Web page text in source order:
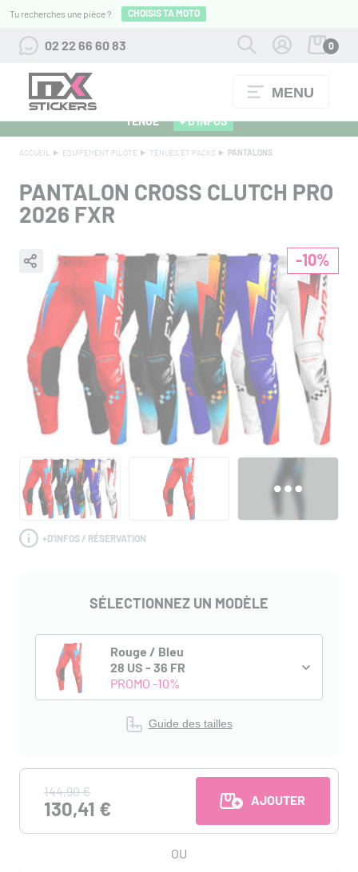
Tu recherches une pièce ? CHOISIS TA MOTO
02 22 66 60 83 0
MENU
ALPINESTARS 27 : FLOCAGE OFFERT POUR L'ACHAT D'UNE
TENUE
+ D'INFOS
ACCUEIL EQUIPEMENT PILOTE TENUES ET PACKS PANTALONS
PANTALON CROSS CLUTCH PRO
2026 FXR
-10%
+D'INFOS / RÉSERVATION
SÉLECTIONNEZ UN MODÈLE
Rouge / Bleu
28 US - 36 FR
PROMO -10%
Guide des tailles
144,90 €
130,41 € AJOUTER AU
OU